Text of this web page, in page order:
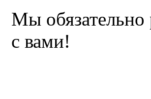
Мы обязательно
с вами!